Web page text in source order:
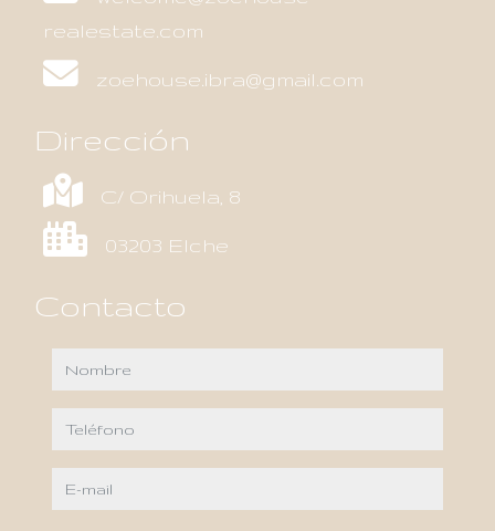
realestate.com
zoehouse.ibra@gmail.com
Dirección
C/ Orihuela, 8
03203 Elche
Contacto
nombre
teléfono
e-mail